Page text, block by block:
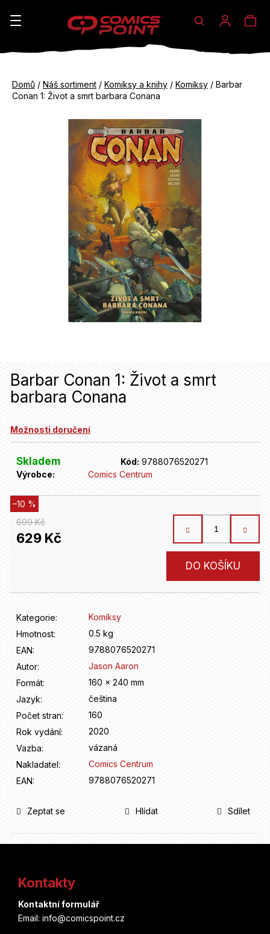
Hledat
Domů / Náš sortiment / Komiksy a knihy / Komiksy / Barbar
Conan 1: Život a smrt barbara Conana
Barbar Conan 1: Život a smrt
barbara Conana
Možnosti doručení
Skladem Kód: 9788076520271
Výrobce:
Comics Centrum
699 Kč
–10 %
629 Kč
DO KOŠÍKU
Kategorie:
Komiksy
Hmotnost:
0.5 kg
EAN:
9788076520271
Autor:
Jason Aaron
Formát:
160 x 240 mm
Jazyk:
čeština
Počet stran:
160
Rok vydání:
2020
Vazba:
vázaná
Nakladatel:
Comics Centrum
EAN: 9788076520271
Zeptat se Hlídat Sdílet
K
do
do
n
a
í
?
D
r
č
u
e
e
Kontakty
Kontaktní formulář
Email: info@comicspoint.cz